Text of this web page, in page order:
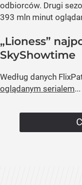
odbiorców. Drugi
393 mln minut
„Lioness”
SkyShowtime
Według danych
oglądanym serialem...